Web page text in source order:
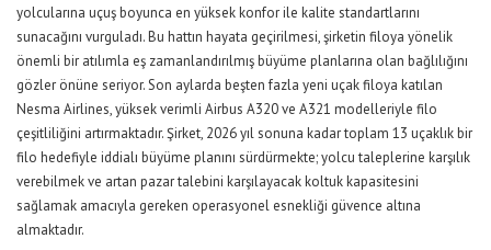
yolcularına uçuş boyunca en yüksek konfor ile kalite standartlarını
sunacağını vurguladı. Bu hattın hayata geçirilmesi, şirketin filoya yönelik
önemli bir atılımla eş zamanlandırılmış büyüme planlarına olan bağlılığını
gözler önüne seriyor. Son aylarda beşten fazla yeni uçak filoya katılan
Nesma Airlines, yüksek verimli Airbus A320 ve A321 modelleriyle filo
çeşitliliğini artırmaktadır. Şirket, 2026 yıl sonuna kadar toplam 13 uçaklık bir
filo hedefiyle iddialı büyüme planını sürdürmekte; yolcu taleplerine karşılık
verebilmek ve artan pazar talebini karşılayacak koltuk kapasitesini
sağlamak amacıyla gereken operasyonel esnekliği güvence altına
almaktadır.